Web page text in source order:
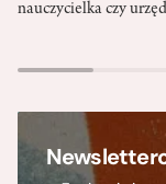
nauczycielka czy